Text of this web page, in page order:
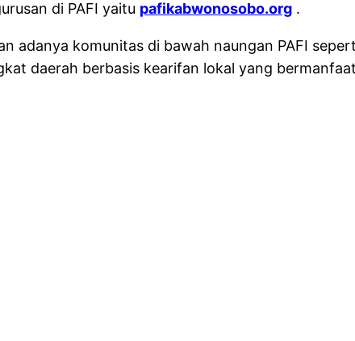
di PAFI yaitu pafikabwonosobo.org .
adanya komunitas di bawah naungan PAFI
daerah berbasis kearifan lokal yang